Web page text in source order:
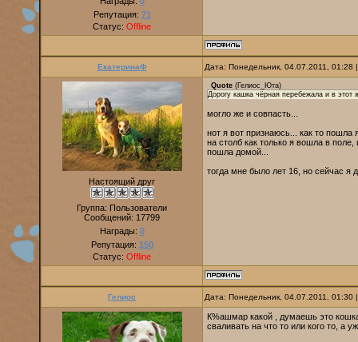
Репутация: 71
Статус: Offline
ЕкатеринаФ Дата: Понедельник, 04.07.2011,
Настоящий друг
Группа: Пользователи
Сообщений: 17799
Награды: 0
Репутация: 150
Статус: Offline
Quote (Гелиос_Юта)
Дорогу кашка чёрная перебежала и в этот
могло же и совпасть...
нот я вот признаюсь... как то пошла
на столб как только я вошла в
пошла домой...
тогда мне было лет 16, но сейчас я
Гелиос Дата: Понедельник, 04.07.2011,
К%ашмар какой , думаешь это
сваливать на что то или кого то, а